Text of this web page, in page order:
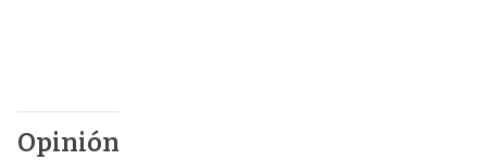
Opinión